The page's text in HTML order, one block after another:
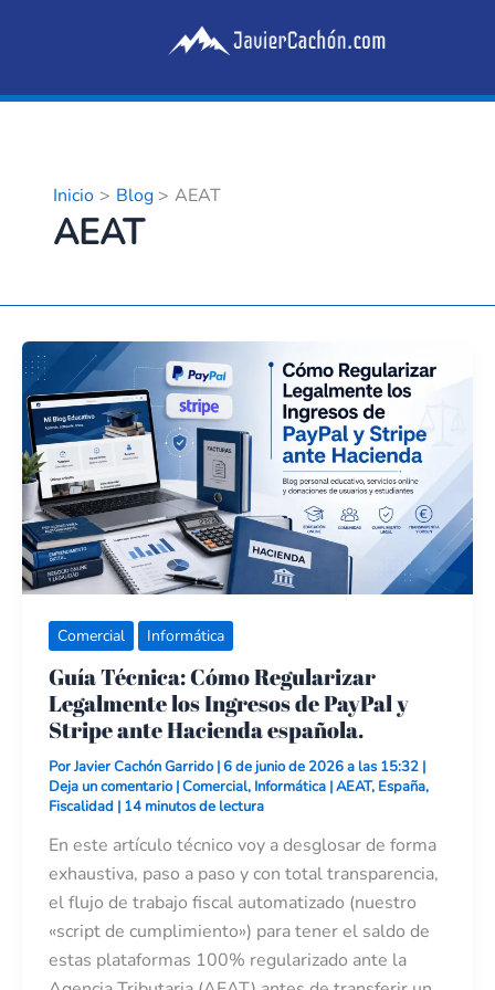
Inicio Blog AEAT
AEAT
Comercial Informática
Guía Técnica: Cómo Regularizar
Legalmente los Ingresos de PayPal y
Stripe ante Hacienda española.
PorJavier Cachón Garrido|6 de junio de 2026 a las 15:32 |
Deja un comentario |Comercial, Informática |AEAT, España,
Fiscalidad | 14 minutos de lectura
En este artículo técnico voy a desglosar de forma
exhaustiva, paso a paso y con total transparencia,
el flujo de trabajo fiscal automatizado (nuestro
«script de cumplimiento») para tener el saldo de
estas plataformas 100% regularizado ante la
Guía
Técnica:
Cómo
Regularizar
Legalmente
los
Ingresos
de
PayPal
y
Stripe
ante
Hacienda
española.